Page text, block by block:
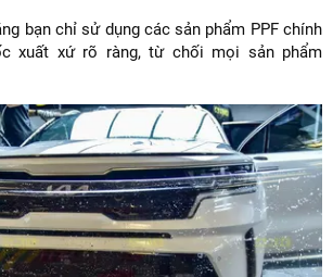
bạn chỉ sử dụng các sản phẩm PPF chính
xuất xứ rõ ràng, từ chối mọi sản phẩm